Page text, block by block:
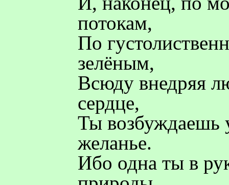
потокам,
По
зелёным,
Всюду внедряя
сердце,
Ты возбуждаешь
желанье.
Ибо одна ты в